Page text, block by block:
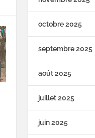
octobre 2025
septembre 2025
août 2025
juillet 2025
juin 2025